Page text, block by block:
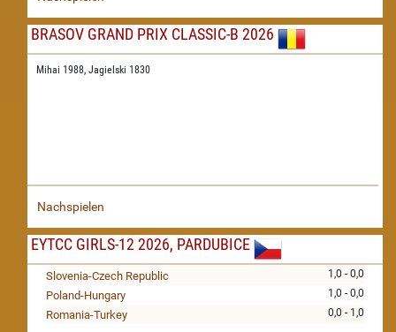
BRASOV GRAND PRIX CLASSIC-B 2026
Mihai 1988, Jagielski 1830
Nachspielen
EYTCC GIRLS-12 2026, PARDUBICE
1,0 - 0,0
Slovenia-Czech Republic
1,0 - 0,0
Poland-Hungary
0,0 - 1,0
Romania-Turkey